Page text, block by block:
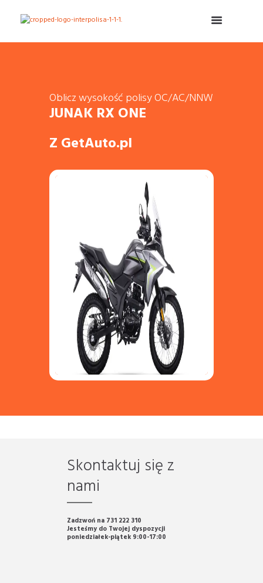
Oblicz wysokość polisy OC/AC/NNW
JUNAK RX ONE
Z GetAuto.pl
Skontaktuj się z
nami
Zadzwoń na 731 222 310
Jesteśmy do Twojej dyspozycji
poniedziałek-piątek 9:00-17:00